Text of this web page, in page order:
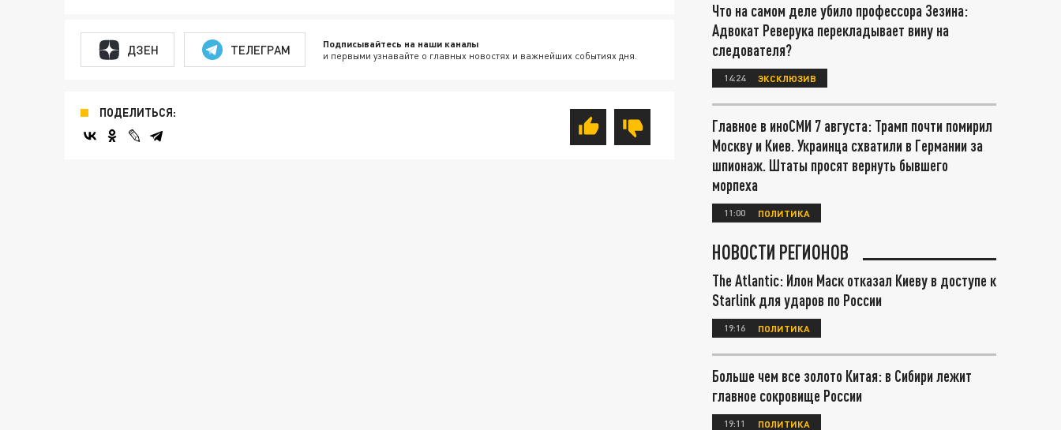
ДЗЕН ТЕЛЕГРАМ Подписывайтесь на наши каналы
и первыми узнавайте о главных новостях и важнейших событиях дня.
ПОДЕЛИТЬСЯ:
Что на самом деле убило профессора Зезина:
Адвокат Реверука перекладывает вину на
следователя?
14:24 ЭКСКЛЮЗИВ
Главное в иноСМИ 7 августа: Трамп почти помирил
Москву и Киев. Украинца схватили в Германии за
шпионаж. Штаты просят вернуть бывшего
морпеха
11:00 ПОЛИТИКА
НОВОСТИ РЕГИОНОВ
The Atlantic: Илон Маск отказал Киеву в доступе к
Starlink для ударов по России
19:16 ПОЛИТИКА
Больше чем все золото Китая: в Сибири лежит
главное сокровище России
19:11 ПОЛИТИКА